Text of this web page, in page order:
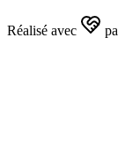
Réalisé avec